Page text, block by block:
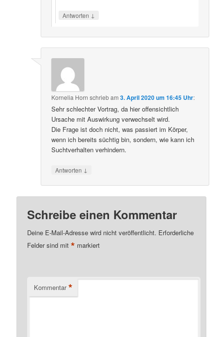
Antworten ↓
Kornelia Horn schriebam3. April 2020 um 16:45 Uhr:
Sehr schlechter Vortrag, da hier offensichtlich
Ursache mit Auswirkung verwechselt wird.
Die Frage ist doch nicht, was passiert im Körper,
wenn ich bereits süchtig bin, sondern, wie kann ich
Suchtverhalten verhindern.
Antworten ↓
Schreibe einen Kommentar
Deine E-Mail-Adresse wird nicht veröffentlicht. Erforderliche
Felder sind mit* markiert
Kommentar *